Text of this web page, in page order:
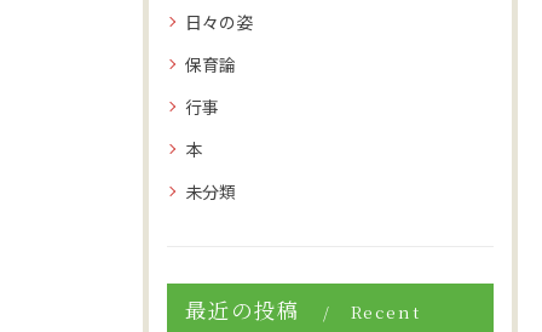
日々の姿
保育論
行事
本
未分類
最近の投稿
Recent